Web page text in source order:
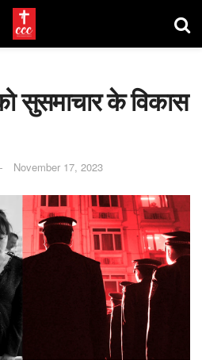
सुसमाचार के विकास
November 17, 2023